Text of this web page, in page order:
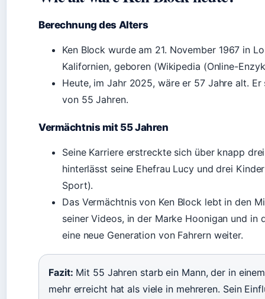
Berechnung des Alters
Ken Block wurde am 21. November 1967 in
Kalifornien, geboren (Wikipedia (Online-
Heute, im Jahr 2025, wäre er 57 Jahre alt.
von 55 Jahren.
Vermächtnis mit 55 Jahren
Seine Karriere erstreckte sich über knapp
hinterlässt seine Ehefrau Lucy und drei
Sport).
Das Vermächtnis von Ken Block lebt in den
seiner Videos, in der Marke Hoonigan und in
eine neue Generation von Fahrern weiter.
Fazit: Mit 55 Jahren starb ein Mann, der in
mehr erreicht hat als viele in mehreren. Sein